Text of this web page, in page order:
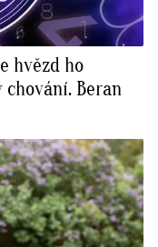
hvězd ho
Beran